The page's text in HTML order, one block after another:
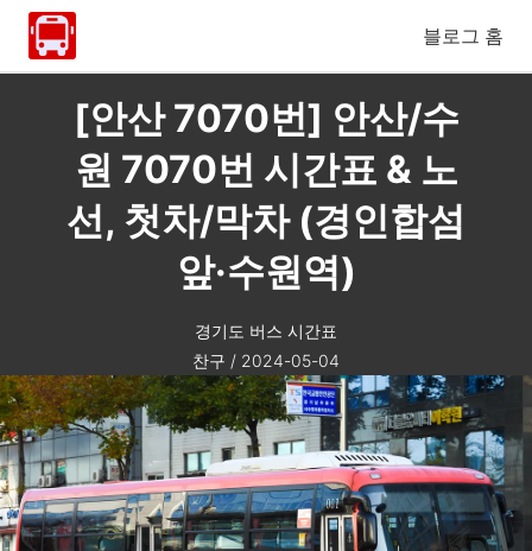
블로그 홈
[안산 7070번] 안산/수
원 7070번 시간표 & 노
선, 첫차/막차 (경인합섬
앞·수원역)
경기도 버스 시간표
찬구 / 2024-05-04